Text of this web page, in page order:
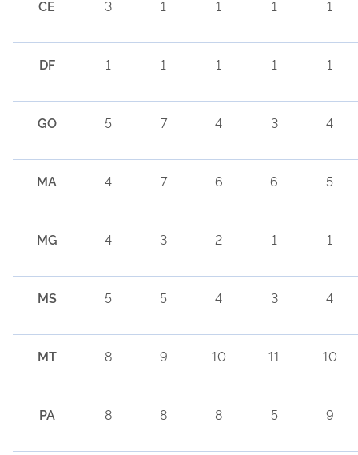
CE 3 1 1 1 1
DF 1 1 1 1 1
GO 5 7 4 3 4
MA 4 7 6 6 5
MG 4 3 2 1 1
MS 5 5 4 3 4
MT 8 9 10 11 10
PA 8 8 8 5 9